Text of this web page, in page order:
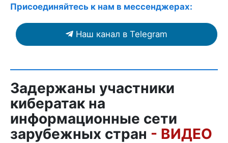
Присоединяйтесь к нам в мессенджерах:
Наш канал в Telegram
Задержаны участники
кибератак на
информационные сети
зарубежных стран - ВИДЕО